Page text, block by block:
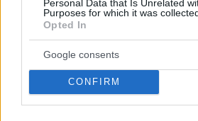
Personal Data that Is Unrelated
Purposes for which it was
Opted In
Google consents
CONFIRM
η αφοπλιστική αφέλεια της
κόμματος, η οποία πορεύεται
ότι θα κυβερνήσει
ευχέρεια να μαθαίνει νέες
και εκφράσεις, αλλά η
θαυμαστή άλλο τόσο